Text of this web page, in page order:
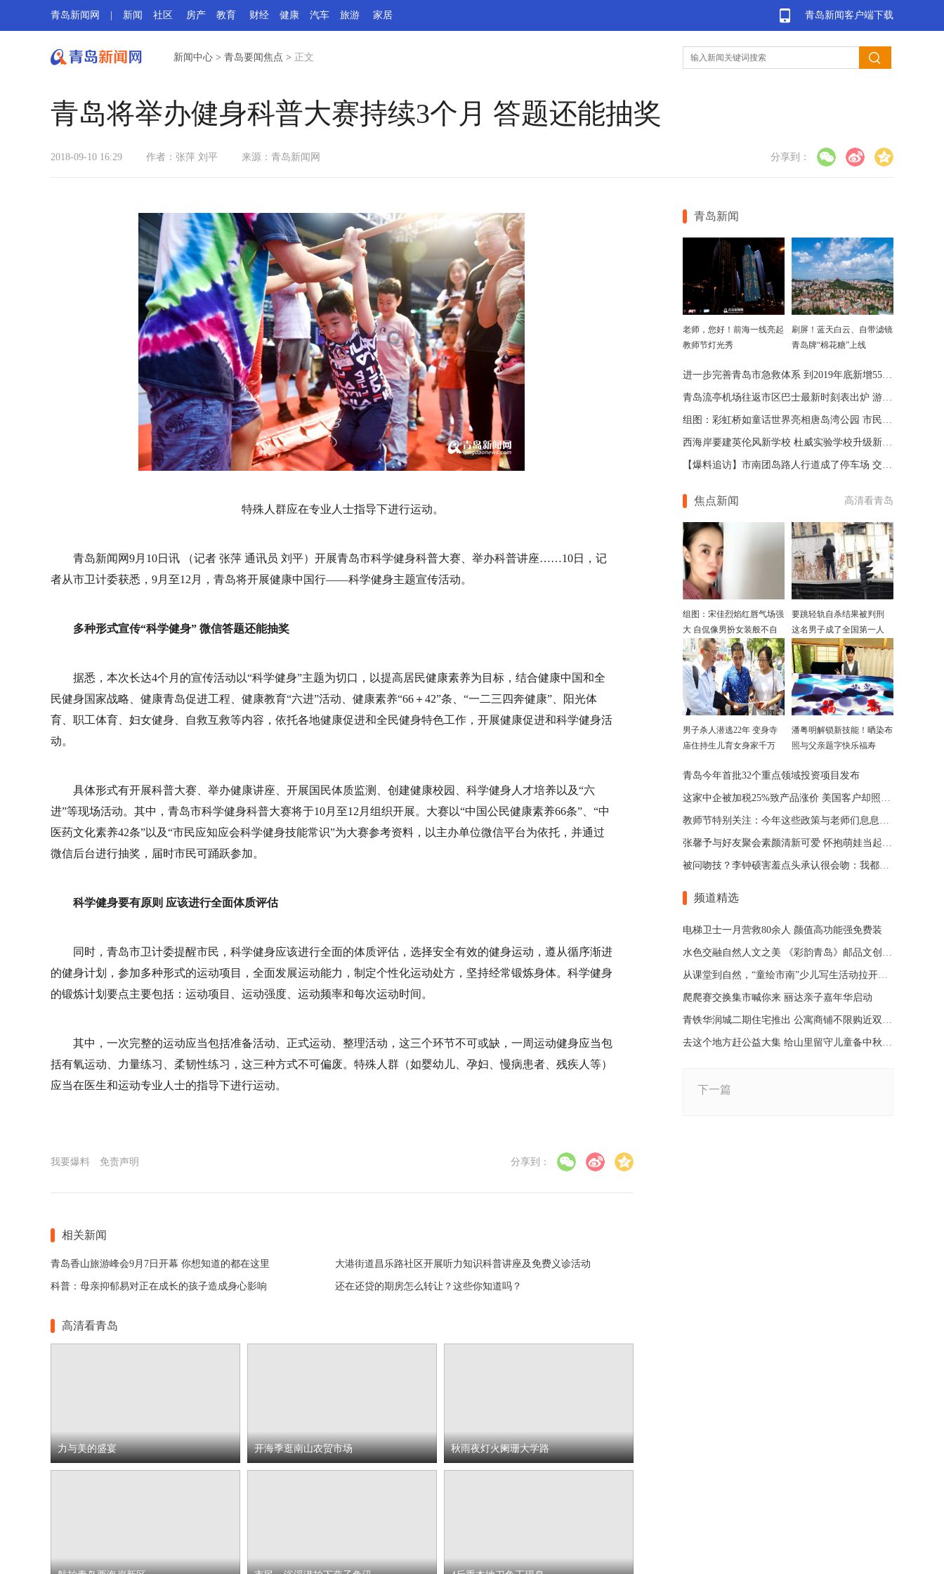
青岛新闻客户端下载
青岛新闻网 新闻 社区 房产 教育 财经 健康 汽车 旅游 家居
新闻中心 > 青岛要闻焦点 > 正文
青岛将举办健身科普大赛持续3个月 答题还能抽奖
2018-09-10 16:29 作者：张萍 刘平 来源： 青岛新闻网 分享到：
特殊人群应在专业人士指导下进行运动。
青岛新闻网9月10日讯 （记者 张萍 通讯员 刘平）开展青岛市科学健身科普大赛、举办科普讲座……10日，记
者从市卫计委获悉，9月至12月，青岛将开展健康中国行——科学健身主题宣传活动。
多种形式宣传“科学健身” 微信答题还能抽奖
据悉，本次长达4个月的宣传活动以“科学健身”主题为切口，以提高居民健康素养为目标，结合健康中国和全
民健身国家战略、健康青岛促进工程、健康教育“六进”活动、健康素养“66＋42”条、“一二三四奔健康”、阳光体
育、职工体育、妇女健身、自救互救等内容，依托各地健康促进和全民健身特色工作，开展健康促进和科学健身活
动。
具体形式有开展科普大赛、举办健康讲座、 开展国民体质监测、 创建健康校园、 科学健身人才培养以及“六
进”等现场活动。其中， 青岛市科学健身科普大赛将于10月至12月组织开展。大赛以“中国公民健康素养66条”、“中
医药文化素养42条”以及“市民应知应会科学健身技能常识”为大赛参考资料，以主办单位微信平台为依托，并通过
微信后台进行抽奖，届时市民可踊跃参加。
科学健身要有原则 应该进行全面体质评估
同时，青岛市卫计委提醒市民，科学健身应该进行全面的体质评估，选择安全有效的健身运动，遵从循序渐进
的健身计划，参加多种形式的运动项目，全面发展运动能力，制定个性化运动处方，坚持经常锻炼身体。科学健身
的锻炼计划要点主要包括：运动项目、运动强度、运动频率和每次运动时间。
其中，一次完整的运动应当包括准备活动、正式运动、整理活动，这三个环节不可或缺，一周运动健身应当包
括有氧运动、力量练习、柔韧性练习，这三种方式不可偏废。特殊人群（如婴幼儿、孕妇、慢病患者、残疾人等）
应当在医生和运动专业人士的指导下进行运动。
我要爆料 免责声明 分享到：
相关新闻
青岛香山旅游峰会9月7日开幕 你想知道的都在这里 大港街道昌乐路社区开展听力知识科普讲座及免费义诊活动
科普：母亲抑郁易对正在成长的孩子造成身心影响 还在还贷的期房怎么转让？这些你知道吗？
高清看青岛
力与美的盛宴 开海季逛南山农贸市场 秋雨夜灯火阑珊大学路
青岛新闻
老师，您好！前海一线亮起
教师节灯光秀
刷屏！蓝天白云、自带滤镜
青岛牌“棉花糖”上线
进一步完善青岛市急救体系 到2019年底新增55处急救站点
青岛流亭机场往返市区巴士最新时刻表出炉 游客赶紧收藏
组图：彩虹桥如童话世界亮相唐岛湾公园 市民纷至沓来
西海岸要建英伦风新学校 杜威实验学校升级新区教育配套
【爆料追访】市南团岛路人行道成了停车场 交警现场执法
焦点新闻 高清看青岛
组图：宋佳烈焰红唇气场强
大 自侃像男扮女装般不自
在
要跳轻轨自杀结果被判刑
这名男子成了全国第一人
男子杀人潜逃22年 变身寺
庙住持生儿育女身家千万
潘粤明解锁新技能！晒染布
照与父亲题字快乐福寿
青岛今年首批32个重点领域投资项目发布
这家中企被加税25%致产品涨价 美国客户却照买不误
教师节特别关注：今年这些政策与老师们息息相关
张馨予与好友聚会素颜清新可爱 怀抱萌娃当起实习麻麻
被问吻技？李钟硕害羞点头承认很会吻：我都30岁了
频道精选
电梯卫士一月营救80余人 颜值高功能强免费装
水色交融自然人文之美 《彩韵青岛》邮品文创册首发
从课堂到自然，“童绘市南”少儿写生活动拉开序幕
爬爬赛交换集市喊你来 丽达亲子嘉年华启动
青铁华润城二期住宅推出 公寓商铺不限购近双地铁
去这个地方赶公益大集 给山里留守儿童备中秋礼物(图)
下一篇